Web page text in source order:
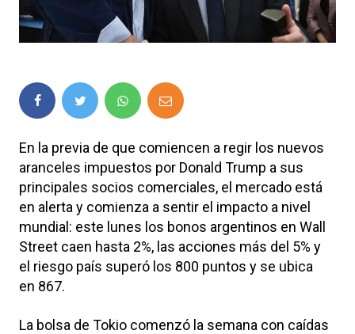
En la previa de que comiencen a regir los nuevos
aranceles impuestos por Donald Trump a sus
principales socios comerciales, el mercado está
en alerta y comienza a sentir el impacto a nivel
mundial: este lunes los bonos argentinos en Wall
Street caen hasta 2%, las acciones más del 5% y
el riesgo país superó los 800 puntos y se ubica
en 867.
La bolsa de Tokio comenzó la semana con caídas